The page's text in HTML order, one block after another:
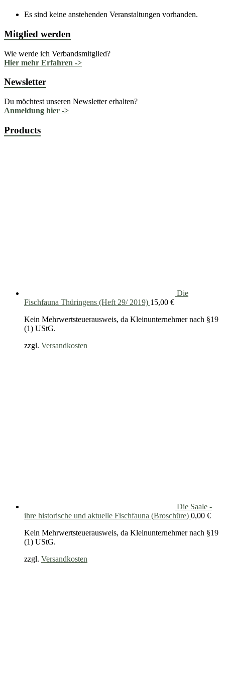
Es sind keine anstehenden Veranstaltungen vorhanden.
Mitglied werden
Wie werde ich Verbandsmitglied?
Hier mehr Erfahren ->
Newsletter
Du möchtest unseren Newsletter erhalten?
Anmeldung hier ->
Products
Die
Fischfauna Thüringens (Heft 29/ 2019) 15,00 €
Kein Mehrwertsteuerausweis, da Kleinunternehmer nach §19
(1) UStG.
zzgl. Versandkosten
Die Saale -
ihre historische und aktuelle Fischfauna (Broschüre) 0,00 €
Kein Mehrwertsteuerausweis, da Kleinunternehmer nach §19
(1) UStG.
zzgl. Versandkosten